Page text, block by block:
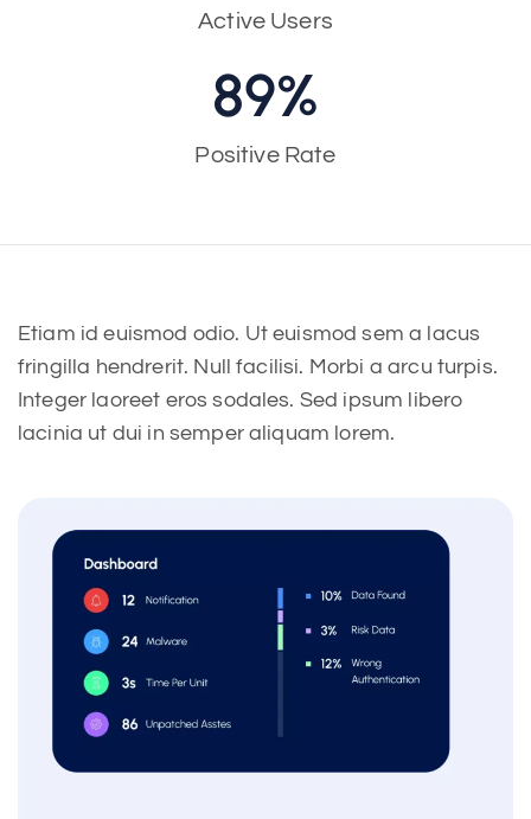
Active Users
Positive Rate
90%
Etiam id euismod odio. Ut euismod sem a lacus
fringilla hendrerit. Null facilisi. Morbi a arcu turpis.
Integer laoreet eros sodales. Sed ipsum libero
lacinia ut dui in semper aliquam lorem.